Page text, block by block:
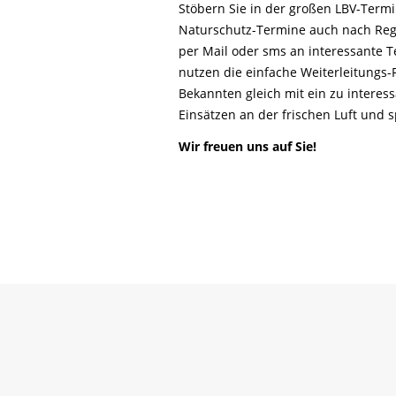
bestellen
Life-Natur-Projekte
Auffangstation
International
Stöbern Sie in der großen LBV-
Naturschutz-Termine auch nach
per Mail oder sms an interessante
nutzen die einfache
Bekannten gleich mit ein zu
Einsätzen an der frischen Luft und
Wir freuen uns auf Sie!